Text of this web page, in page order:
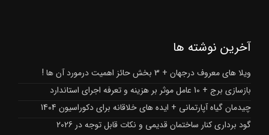
آخرین نوشته ها
ویلا های معروف درجهان + 3 بخش حائز اهمیت درمورد آن ها !
بازسازی برج + 10 عامل موثر بر هزینه و تعرفه اجرای استاندارد
چیدمان گیاه آپارتمانی + ایده های خلاقانه برای دکوراسیون 1404
گود برداری کنار ساختمان قدیمی و نکات قابل توجه در 2026